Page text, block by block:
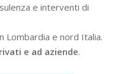
e interventi di
Lombardia e nord Italia.
e ad aziende.